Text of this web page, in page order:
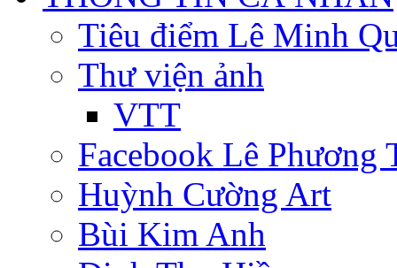
Tiêu điểm Lê Minh
Thư viện ảnh
VTT
Facebook Lê Phương
Huỳnh Cường Art
Bùi Kim Anh